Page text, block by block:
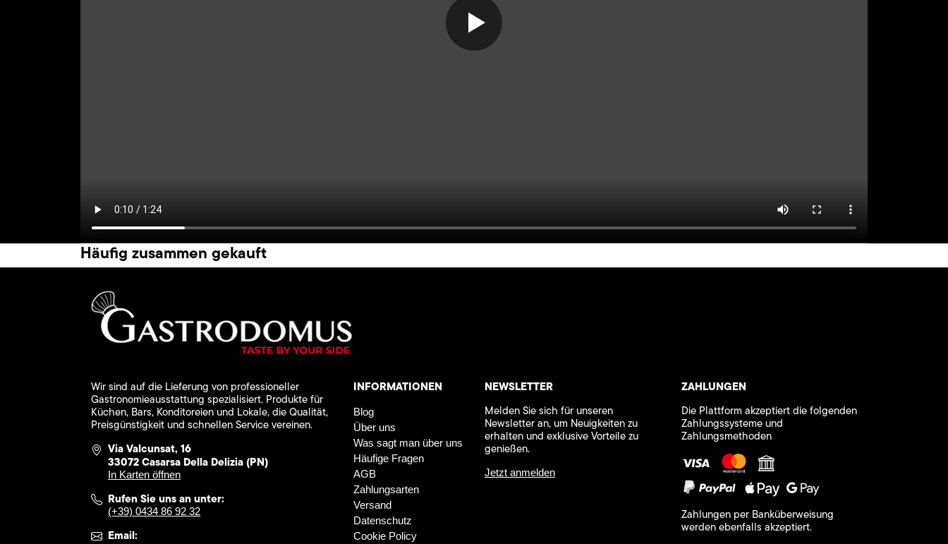
Häufig zusammen gekauft
Wir sind auf die Lieferung von professioneller
Gastronomieausstattung spezialisiert. Produkte für
Küchen, Bars, Konditoreien und Lokale, die Qualität,
Preisgünstigkeit und schnellen Service vereinen.
Via Valcunsat, 16
33072 Casarsa Della Delizia (PN)
In Karten öffnen
Rufen Sie uns an unter:
(+39) 0434 86 92 32
Email:
INFORMATIONEN
Blog
Über uns
Was sagt man über uns
Häufige Fragen
AGB
Zahlungsarten
Versand
Datenschutz
Cookie Policy
NEWSLETTER
Melden Sie sich für unseren
Newsletter an, um Neuigkeiten zu
erhalten und exklusive Vorteile zu
genießen.
Jetzt anmelden
ZAHLUNGEN
Die Plattform akzeptiert die folgenden
Zahlungssysteme und
Zahlungsmethoden
Zahlungen per Banküberweisung
werden ebenfalls akzeptiert.